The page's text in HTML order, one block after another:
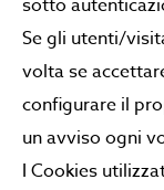
sotto
Se gli utenti/
volta se
configurare il
un avviso ogni
I Cookies